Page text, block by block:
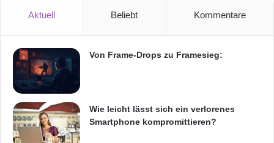
Versorgungsunternehmen, Bau,
Instandhaltung, Bergbau, Militär und Sicherheit
entwickelt.
Hellstrom fügt allerdings hinzu: „Auch wenn
unsere robusten Computer in erster Linie auf
unsere traditionellen Geschäftsbereiche
Aktuell Beliebt Kommentare
Von Frame-Drops zu Framesieg:
Wie leicht lässt sich ein verlorenes
Smartphone kompromittieren?